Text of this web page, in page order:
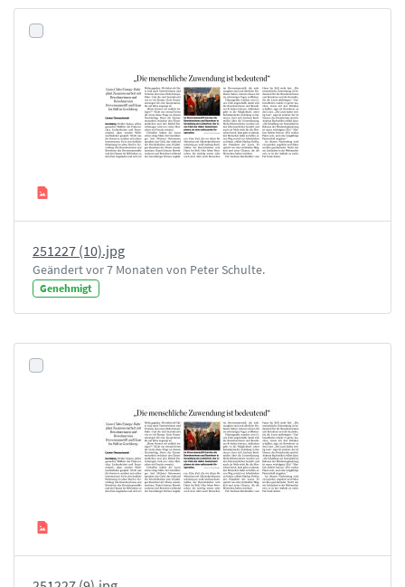
251227 (10).jpg
Geändert vor 7 Monaten von Peter Schulte.
Genehmigt